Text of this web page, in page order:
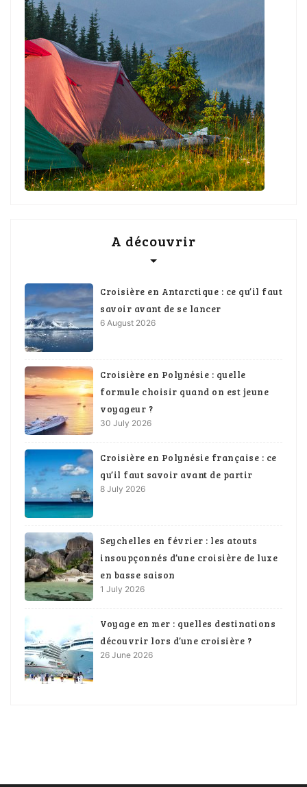
A découvrir
Croisière en Antarctique : ce qu’il faut
savoir avant de se lancer
6 August 2026
Croisière en Polynésie : quelle
formule choisir quand on est jeune
voyageur ?
30 July 2026
Croisière en Polynésie française : ce
qu’il faut savoir avant de partir
8 July 2026
Seychelles en février : les atouts
insoupçonnés d’une croisière de luxe
en basse saison
1 July 2026
Voyage en mer : quelles destinations
découvrir lors d’une croisière ?
26 June 2026